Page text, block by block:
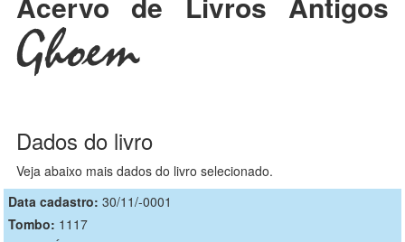
Ghoem
Dados do livro
Veja abaixo mais dados do livro selecionado.
Data cadastro: 30/11/-0001
Tombo: 1117